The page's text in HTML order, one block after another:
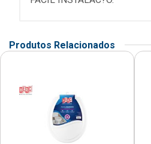
Produtos Relacionados